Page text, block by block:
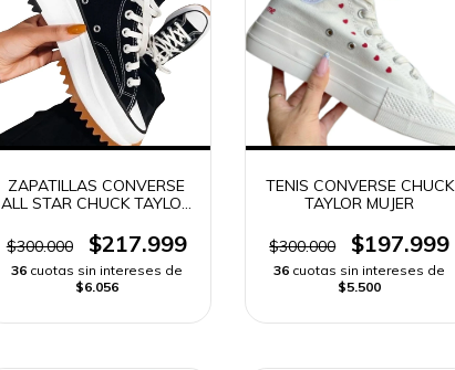
ZAPATILLAS CONVERSE
ALL STAR CHUCK TAYLOR
$300.000
$217.999
36 cuotas sin intereses de
$6.056
TENIS CONVERSE CHUCK
TAYLOR MUJER
$300.000 $197.999
36 cuotas sin intereses de
$5.500